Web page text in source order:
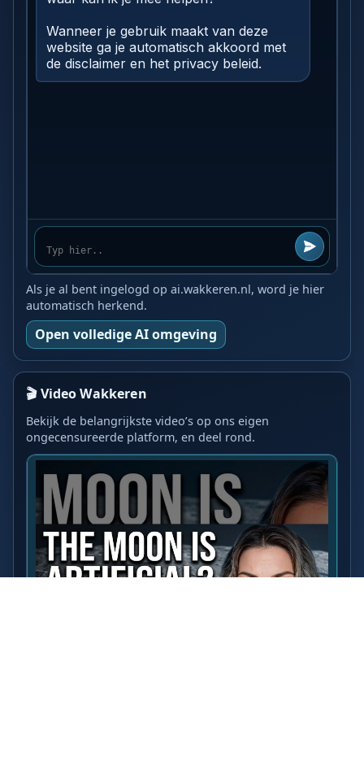
Als je al bent ingelogd op ai.wakkeren.nl, word je hier
automatisch herkend.
Open volledige AI omgeving
🎬 Video Wakkeren
Bekijk de belangrijkste video’s op ons eigen
ongecensureerde platform, en deel rond.